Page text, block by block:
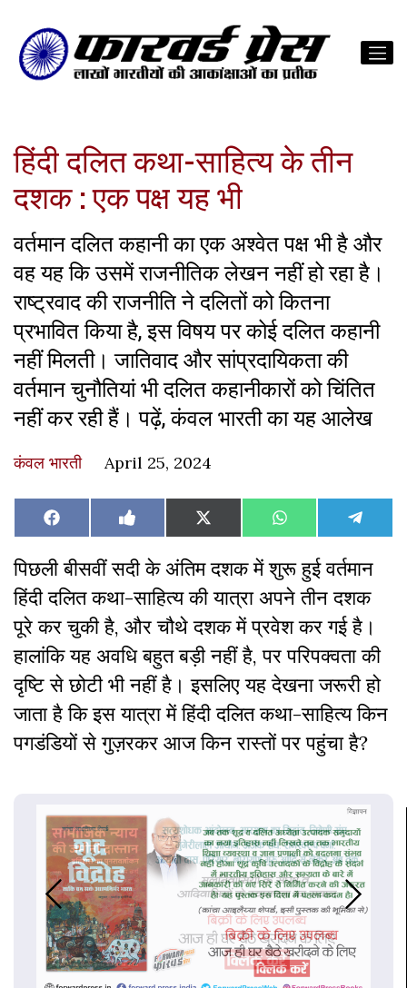
हिंदी दलित कथा-साहित्य के तीन
दशक : एक पक्ष यह भी
वर्तमान दलित कहानी का एक अश्वेत पक्ष भी है और
वह यह कि उसमें राजनीतिक लेखन नहीं हो रहा है।
राष्ट्रवाद की राजनीति ने दलितों को कितना
प्रभावित किया है, इस विषय पर कोई दलित कहानी
नहीं मिलती। जातिवाद और सांप्रदायिकता की
वर्तमान चुनौतियां भी दलित कहानीकारों को चिंतित
नहीं कर रही हैं। पढ़ें, कंवल भारती का यह आलेख
कंवल भारती April 25, 2024
Share
on
Facebook Share
on
Like
on
Facebook
Share
on
X
(Twitter)
Share
on
WhatsAppShare
on
पिछली बीसवीं सदी के अंतिम दशक में शुरू हुई वर्तमान
हिंदी दलित कथा-साहित्य की यात्रा अपने तीन दशक
पूरे कर चुकी है, और चौथे दशक में प्रवेश कर गई है ।
हालांकि यह अवधि बहुत बड़ी नहीं है, पर परिपक्वता की
दृष्टि से छोटी भी नहीं है। इसलिए यह देखना जरूरी हो
जाता है कि इस यात्रा में हिंदी दलित कथा-साहित्य किन
पगडंडियों से गुज़रकर आज किन रास्तों पर पहुंचा है?